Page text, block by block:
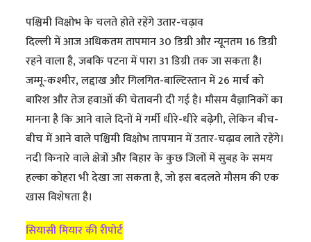
पश्चिमी विक्षोभ के चलते होते रहेंगे उतार-चढ़ाव
दिल्ली में आज अधिकतम तापमान 30 डिग्री और न्यूनतम 16 डिग्री
रहने वाला है, जबकि पटना में पारा 31 डिग्री तक जा सकता है।
जम्मू-कश्मीर, लद्दाख और गिलगित-बाल्टिस्तान में 26 मार्च को
बारिश और तेज हवाओं की चेतावनी दी गई है। मौसम वैज्ञानिकों का
मानना है कि आने वाले दिनों में गर्मी धीरे-धीरे बढ़ेगी, लेकिन बीच-
बीच में आने वाले पश्चिमी विक्षोभ तापमान में उतार-चढ़ाव लाते रहेंगे।
नदी किनारे वाले क्षेत्रों और बिहार के कुछ जिलों में सुबह के समय
हल्का कोहरा भी देखा जा सकता है, जो इस बदलते मौसम की एक
खास विशेषता है।
सियासी मियार की रीपोर्ट